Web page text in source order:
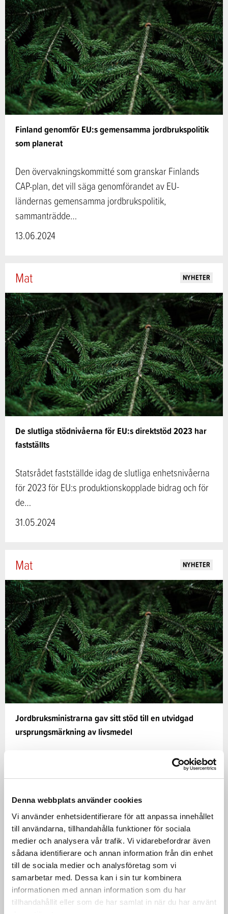
Denna webbplats använder cookies
Vi använder enhetsidentifierare för att anpassa innehållet
till användarna, tillhandahålla funktioner för sociala
medier och analysera vår trafik. Vi vidarebefordrar även
sådana identifierare och annan information från din enhet
till de sociala medier och analysföretag som vi
samarbetar med. Dessa kan i sin tur kombinera
informationen med annan information som du har
tillhandahållit eller som de har samlat in när du har använt
Finland genomför EU:s gemensamma jordbrukspolitik
som planerat
Den övervakningskommitté som granskar Finlands
CAP-plan, det vill säga genomförandet av EU-
ländernas gemensamma jordbrukspolitik,
sammanträdde…
13.06.2024
De slutliga stödnivåerna för EU:s direktstöd 2023 har
fastställts
Mat NYHETER
Statsrådet fastställde idag de slutliga enhetsnivåerna
för 2023 för EU:s produktionskopplade bidrag och för
de…
31.05.2024
Jordbruksministrarna gav sitt stöd till en utvidgad
ursprungsmärkning av livsmedel
Mat NYHETER
EU:s jordbruksministrar sammanträdde i Bryssel den
27 maj 2024. Ministrarna diskuterade bland annat
Mat NYHETER